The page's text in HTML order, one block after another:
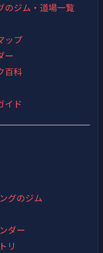
のジム・道場一覧
ップ
ー
百科
イド
グのジム
ダー
リ